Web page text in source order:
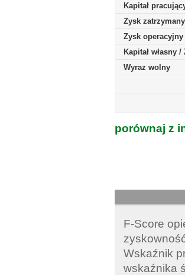
Kapitał
Zysk
Zysk operacyjny
Kapitał własny
Wyraz wolny
porównaj z
F-Score
Wskaźnik
wskaźnika